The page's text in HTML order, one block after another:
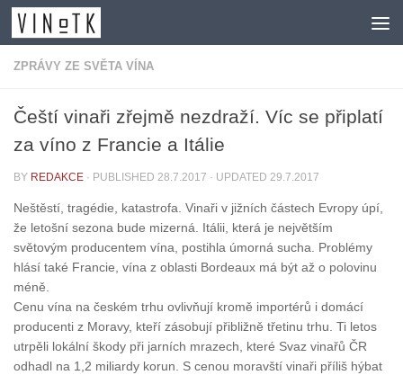
Skip to content
ZPRÁVY ZE SVĚTA VÍNA
Čeští vinaři zřejmě nezdraží. Víc se připlatí
za víno z Francie a Itálie
BY REDAKCE · PUBLISHED 28.7.2017 · UPDATED 29.7.2017
Neštěstí, tragédie, katastrofa. Vinaři v jižních částech Evropy úpí,
že letošní sezona bude mizerná. Itálii, která je největším
světovým producentem vína, postihla úmorná sucha. Problémy
hlásí také Francie, vína z oblasti Bordeaux má být až o polovinu
méně.
Cenu vína na českém trhu ovlivňují kromě importérů i domácí
producenti z Moravy, kteří zásobují přibližně třetinu trhu. Ti letos
utrpěli lokální škody při jarních mrazech, které Svaz vinařů ČR
odhadl na 1,2 miliardy korun. S cenou moravští vinaři příliš hýbat